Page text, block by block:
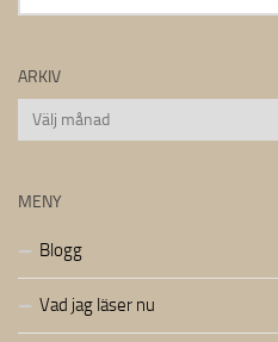
efter:
ARKIV
Arkiv
MENY
Blogg
Vad jag läser nu